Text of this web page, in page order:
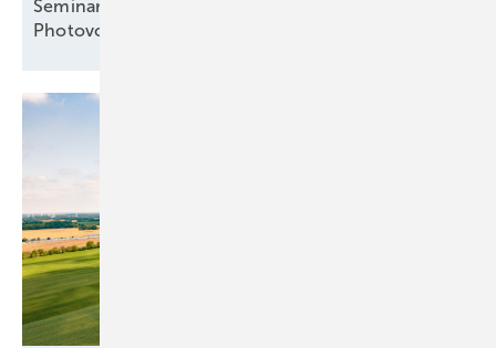
Seminar: Systematische Fehlersuche an
Photovoltaikanlagen